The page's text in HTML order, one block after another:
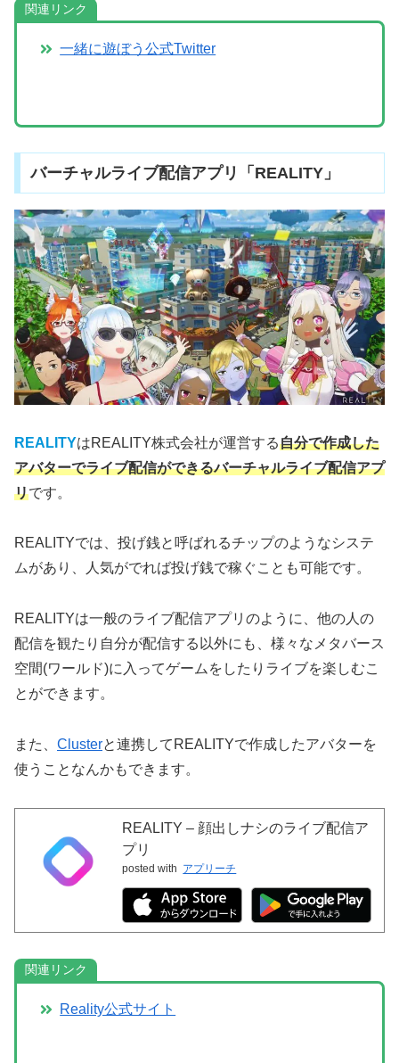
関連リンク
一緒に遊ぼう公式Twitter
バーチャルライブ配信アプリ「REALITY」
REALITYはREALITY株式会社が運営する自分で作成した
アバターでライブ配信ができるバーチャルライブ配信アプ
リです。
REALITYでは、投げ銭と呼ばれるチップのようなシステ
ムがあり、人気がでれば投げ銭で稼ぐことも可能です。
REALITYは一般のライブ配信アプリのように、他の人の
配信を観たり自分が配信する以外にも、様々なメタバース
空間(ワールド)に入ってゲームをしたりライブを楽しむこ
とができます。
また、 Clusterと連携してREALITYで作成したアバターを
使うことなんかもできます。
REALITY – 顔出しナシのライブ配信ア
プリ
posted with アプリーチ
関連リンク
Reality公式サイト